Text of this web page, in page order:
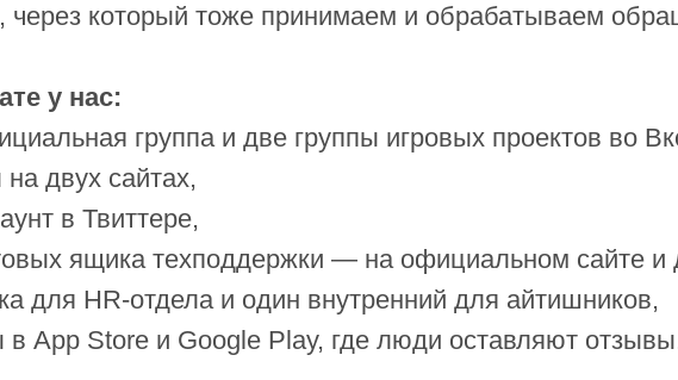
через который тоже принимаем и обрабатываем
у нас:
группа и две группы игровых проектов во
двух сайтах,
в Твиттере,
ящика техподдержки — на официальном сайте и
для HR-отдела и один внутренний для айтишников,
в App Store и Google Play, где люди оставляют